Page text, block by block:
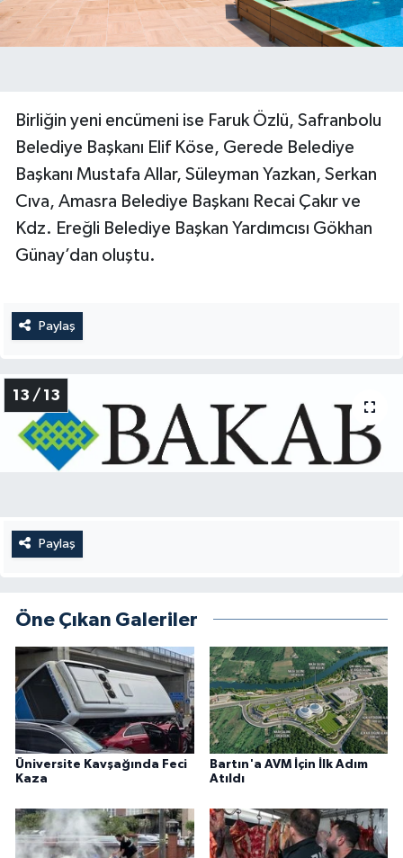
Birliğin yeni encümeni ise Faruk Özlü, Safranbolu
Belediye Başkanı Elif Köse, Gerede Belediye
Başkanı Mustafa Allar, Süleyman Yazkan, Serkan
Cıva, Amasra Belediye Başkanı Recai Çakır ve
Kdz. Ereğli Belediye Başkan Yardımcısı Gökhan
Günay’dan oluştu.
Paylaş
13 / 13
Paylaş
Öne Çıkan Galeriler
Üniversite Kavşağında Feci
Kaza
Bartın'a AVM İçin İlk Adım
Atıldı